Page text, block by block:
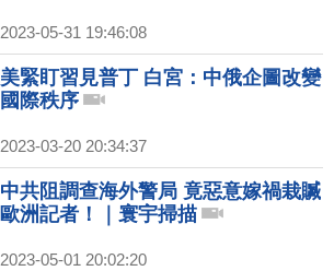
2023-05-31 19:46:08
美緊盯習見普丁 白宮：中俄企圖改變
國際秩序
2023-03-20 20:34:37
中共阻調查海外警局 竟惡意嫁禍栽贓
歐洲記者！｜寰宇掃描
2023-05-01 20:02:20